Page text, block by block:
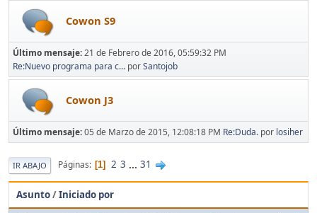
Cowon S9
Último mensaje:21 de Febrero de 2016, 05:59:32 PM
Re:Nuevo programa para c... porSantojob
Cowon J3
Último mensaje:05 de Marzo de 2015, 12:08:18 PM Re:Duda. por losiher
IR ABAJO Páginas 1 2 3 ... 31
Asunto/Iniciado por